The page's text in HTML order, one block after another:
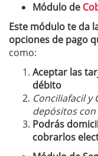
Módulo de
Este módulo te da
opciones de pago
como:
Aceptar las
débito
Conciliafacil y
depósitos
Podrás
cobrarlos